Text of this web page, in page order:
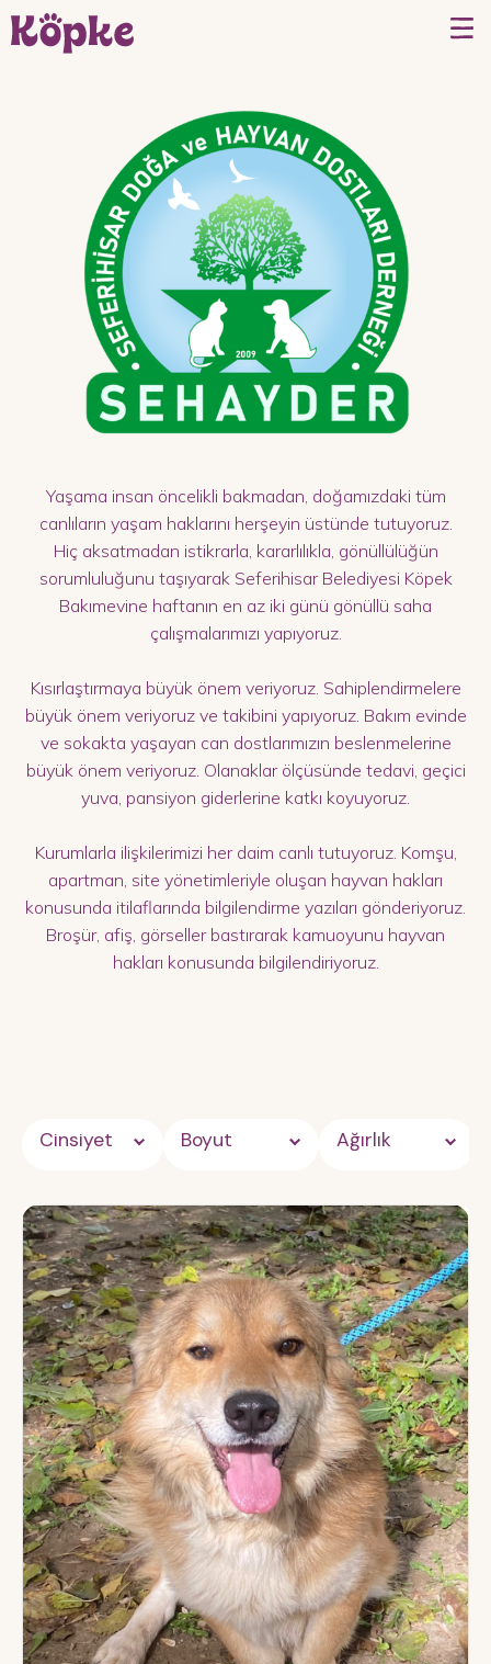
Yaşama insan öncelikli bakmadan, doğamızdaki tüm
canlıların yaşam haklarını herşeyin üstünde tutuyoruz.
Hiç aksatmadan istikrarla, kararlılıkla, gönüllülüğün
sorumluluğunu taşıyarak Seferihisar Belediyesi Köpek
Bakımevine haftanın en az iki günü gönüllü saha
çalışmalarımızı yapıyoruz.
Kısırlaştırmaya büyük önem veriyoruz. Sahiplendirmelere
büyük önem veriyoruz ve takibini yapıyoruz. Bakım evinde
ve sokakta yaşayan can dostlarımızın beslenmelerine
büyük önem veriyoruz. Olanaklar ölçüsünde tedavi, geçici
yuva, pansiyon giderlerine katkı koyuyoruz.
Kurumlarla ilişkilerimizi her daim canlı tutuyoruz. Komşu,
apartman, site yönetimleriyle oluşan hayvan hakları
konusunda itilaflarında bilgilendirme yazıları gönderiyoruz.
Broşür, afiş, görseller bastırarak kamuoyunu hayvan
hakları konusunda bilgilendiriyoruz.
Cinsiyet Boyut Ağırlık